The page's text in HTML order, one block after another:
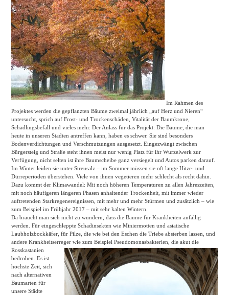
Im Rahmen des
Projektes werden die gepflanzten Bäume zweimal jährlich „auf Herz und Nieren“
untersucht, sprich auf Frost- und Trockenschäden, Vitalität der Baumkrone,
Schädlingsbefall und vieles mehr. Der Anlass für das Projekt: Die Bäume, die man
heute in unseren Städten antreffen kann, haben es schwer. Sie sind besonders
Bodenverdichtungen und Verschmutzungen ausgesetzt. Eingezwängt zwischen
Bürgersteig und Straße steht ihnen meist nur wenig Platz für ihr Wurzelwerk zur
Verfügung, nicht selten ist ihre Baumscheibe ganz versiegelt und Autos parken darauf.
Im Winter leiden sie unter Streusalz – im Sommer müssen sie oft lange Hitze- und
Dürreperioden überstehen. Viele von ihnen vegetieren mehr schlecht als recht dahin.
Dazu kommt der Klimawandel: Mit noch höheren Temperaturen zu allen Jahreszeiten,
mit noch häufigeren längeren Phasen anhaltender Trockenheit, mit immer wieder
auftretenden Starkregenereignissen, mit mehr und mehr Stürmen und zusätzlich – wie
zum Beispiel im Frühjahr 2017 – mit sehr kalten Wintern.
Da braucht man sich nicht zu wundern, dass die Bäume für Krankheiten anfällig
werden. Für eingeschleppte Schadinsekten wie Miniermotten und asiatische
Laubholzbockkäfer, für Pilze, die wie bei den Eschen die Triebe absterben lassen, und
andere Krankheitserreger wie zum Beispiel Pseudomonasbakterien, die akut die
Rosskastanien
bedrohen. Es ist
höchste Zeit, sich
nach alternativen
Baumarten für
unsere Städte